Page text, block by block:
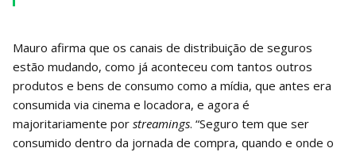
Mauro afirma que os canais de distribuição de seguros
estão mudando, como já aconteceu com tantos outros
produtos e bens de consumo como a mídia, que antes era
consumida via cinema e locadora, e agora é
majoritariamente por streamings. “Seguro tem que ser
consumido dentro da jornada de compra, quando e onde o